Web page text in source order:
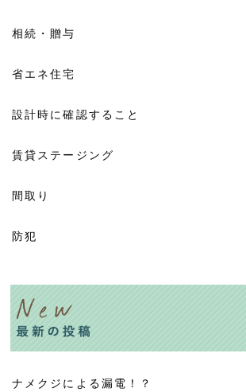
相続・贈与
省エネ住宅
設計時に確認すること
賃貸ステージング
間取り
防犯
ナメクジによる漏電！？